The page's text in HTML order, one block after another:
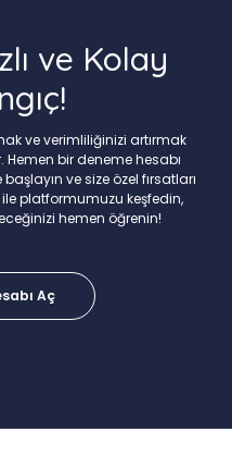
ve Kolay
ve verimliliğinizi artırmak
bir deneme hesabı
ve size özel fırsatları
platformumuzu keşfedin,
hemen öğrenin!
Aç